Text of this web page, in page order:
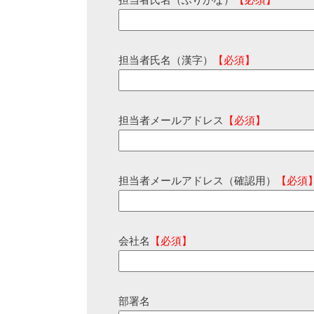
担当者氏名（漢字） 【必須】
担当者メールアドレス 【必須】
担当者メールアドレス（確認用） 【必須
会社名 【必須】
部署名